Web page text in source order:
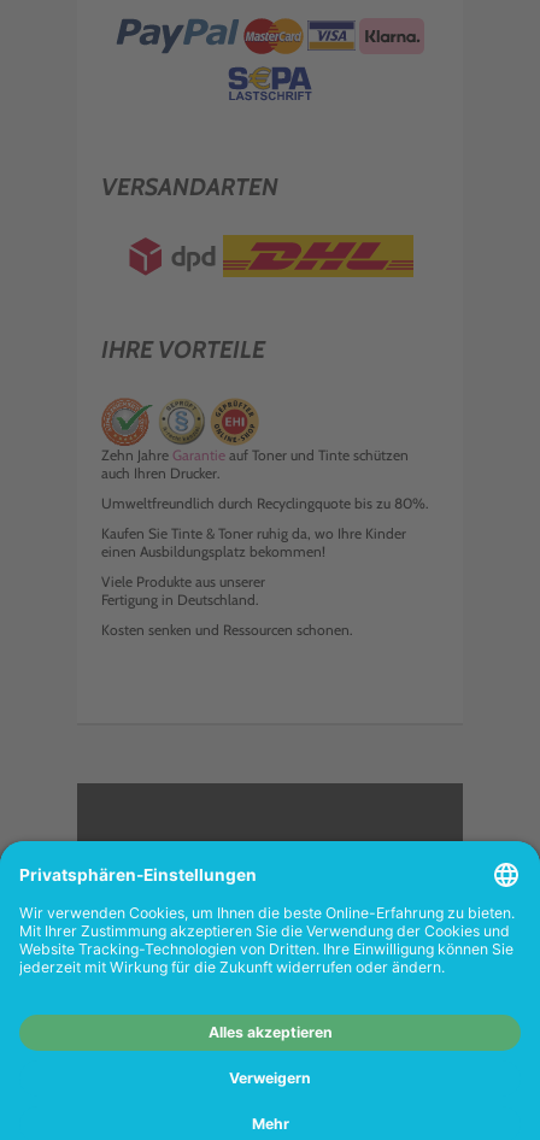
VERSANDARTEN
IHRE VORTEILE
Zehn Jahre Garantie auf Toner und Tinte schützen
auch Ihren Drucker.
Umweltfreundlich durch Recyclingquote bis zu 80%.
Kaufen Sie Tinte & Toner ruhig da, wo Ihre Kinder
einen Ausbildungsplatz bekommen!
Viele Produkte aus unserer
Fertigung in Deutschland.
Kosten senken und Ressourcen schonen.
<
FOLGEN SIE UNS
Shops richtet sich nicht an Wiederverkäufer.
www.tonerhersteller.de